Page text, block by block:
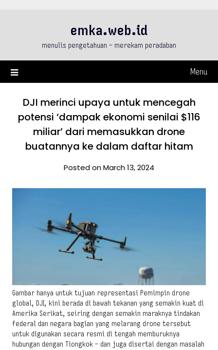
emka.web.id
menulis pengetahuan – merekam peradaban
Menu
DJI merinci upaya untuk mencegah
potensi ‘dampak ekonomi senilai $116
miliar’ dari memasukkan drone
buatannya ke dalam daftar hitam
Posted on March 13, 2024
Gambar hanya untuk tujuan representasi Pemimpin drone
global, DJI, kini berada di bawah tekanan yang semakin kuat di
Amerika Serikat, seiring dengan semakin maraknya tindakan
federal dan negara bagian yang melarang drone tersebut
untuk digunakan secara resmi di tengah memburuknya
hubungan dengan Tiongkok – dan juga disertai dengan masalah